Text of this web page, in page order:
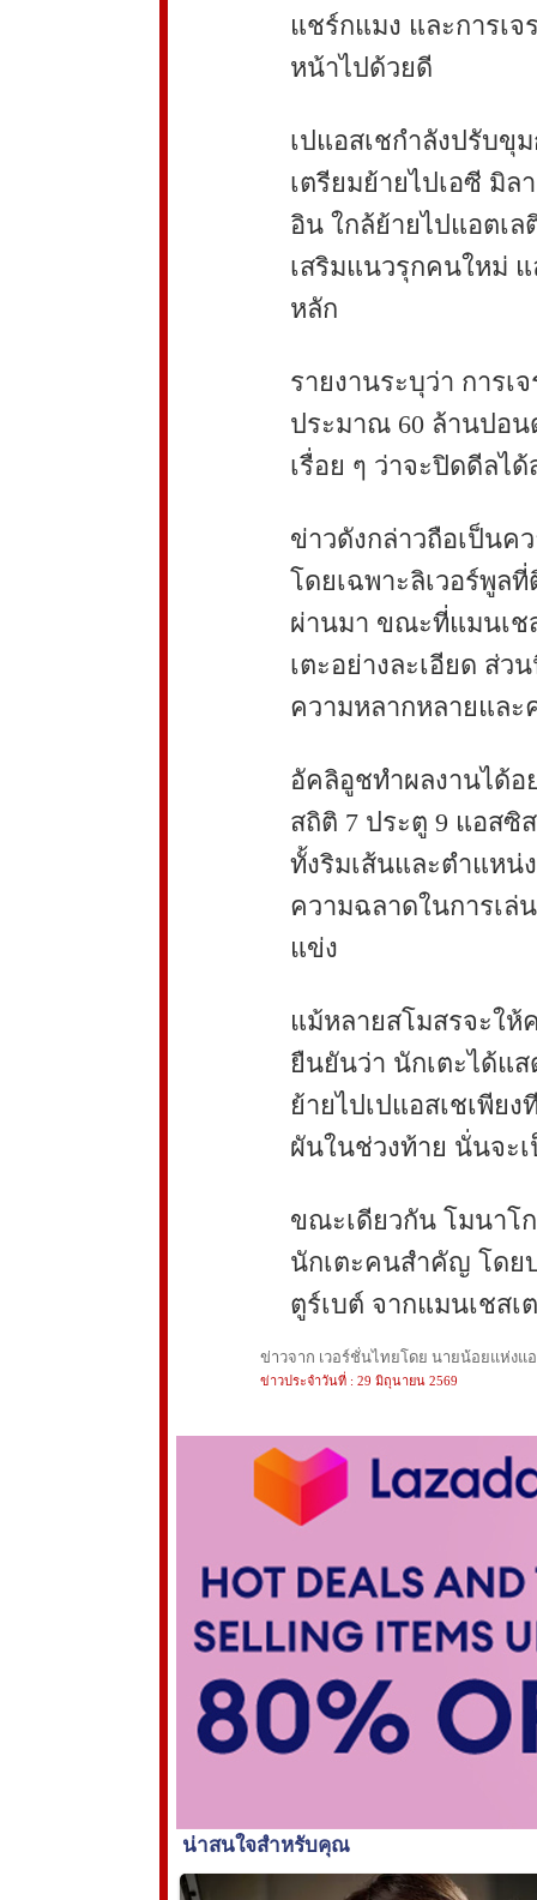
แชร์กแมง และการเจ
หน้าไปด้วยดี
เปแอสเชกำลังปรับขุ
เตรียมย้ายไปเอซี มิ
อิน ใกล้ย้ายไปแอตเ
เสริมแนวรุกคนใหม่
หลัก
รายงานระบุว่า การเ
ประมาณ 60 ล้านปอ
เรื่อย ๆ ว่าจะปิดดีลได้
ข่าวดังกล่าวถือเป็นค
โดยเฉพาะลิเวอร์พูล
ผ่านมา ขณะที่แมนเช
เตะอย่างละเอียด ส่ว
ความหลากหลายและ
อัคลิอูชทำผลงานได้อ
สถิติ 7 ประตู 9 แอสซิ
ทั้งริมเส้นและตำแหน่
ความฉลาดในการเล่
แข่ง
แม้หลายสโมสรจะให้
ยืนยันว่า นักเตะได้แ
ย้ายไปเปแอสเชเพีย
ผันในช่วงท้าย นั่นจะ
ขณะเดียวกัน โมนาโ
นักเตะคนสำคัญ โดย
ตูร์เบต์ จากแมนเชสเ
ข่าวจาก เวอร์ชั่นไทยโดย นายน้อยแห่งแ
ข่าวประจำวันที่ : 29 มิถุนายน 2569